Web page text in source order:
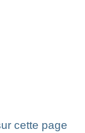
cette page